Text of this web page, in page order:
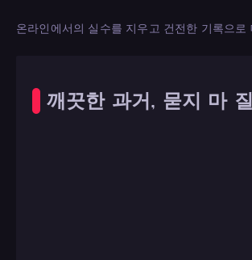
온라인에서의 실수를 지우고 건전한 기록으로
깨끗한 과거, 묻지 마